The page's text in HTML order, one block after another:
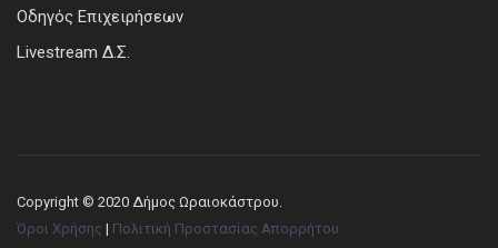
Οδηγός Επιχειρήσεων
Livestream Δ.Σ.
Copyright © 2020 Δήμος Ωραιοκάστρου.
Όροι Χρήσης | Πολιτική Προστασίας Απορρήτου